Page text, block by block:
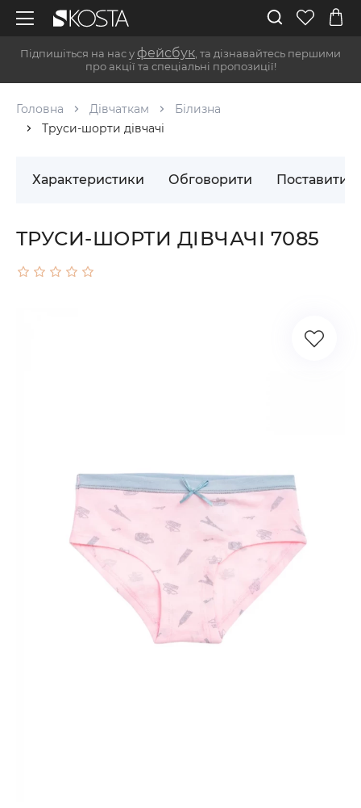
Підпишіться на нас у фейсбук , та дізнавайтесь першими
про акції та спеціальні пропозиції!
Головна Дівчаткам
Білизна
Труси-шорти дівчачі
Характеристики Обговорити Поставити
ТРУСИ-ШОРТИ ДІВЧАЧІ 7085